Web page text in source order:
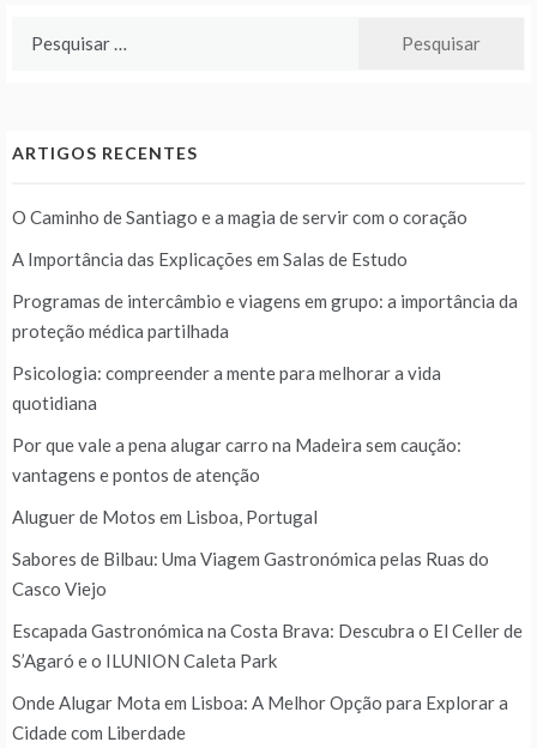
ARTIGOS RECENTES
O Caminho de Santiago e a magia de servir com o coração
A Importância das Explicações em Salas de Estudo
Programas de intercâmbio e viagens em grupo: a importância da
proteção médica partilhada
Psicologia: compreender a mente para melhorar a vida
quotidiana
Por que vale a pena alugar carro na Madeira sem caução:
vantagens e pontos de atenção
Aluguer de Motos em Lisboa, Portugal
Sabores de Bilbau: Uma Viagem Gastronómica pelas Ruas do
Casco Viejo
Escapada Gastronómica na Costa Brava: Descubra o El Celler de
S’Agaró e o ILUNION Caleta Park
Onde Alugar Mota em Lisboa: A Melhor Opção para Explorar a
Cidade com Liberdade